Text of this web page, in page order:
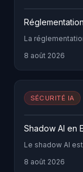
La
8 août 2026
SÉCURITÉ IA
Shadow AI en
Le shadow AI
8 août 2026